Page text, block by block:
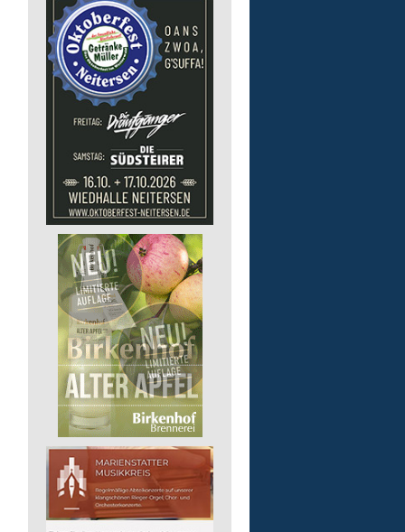
Pädagogische
für die Wohnstätte
Lebenshilfe im Landkreis
GmbH
57632 Flammersfeld